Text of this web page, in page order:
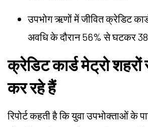
उपभोग ऋणों में जीवित क्रेडिट
अवधि के दौरान 56% से घटकर
क्रेडिट कार्ड मेट्रो शहरों
कर रहे हैं
रिपोर्ट कहती है कि युवा उपभोक्ताओं के